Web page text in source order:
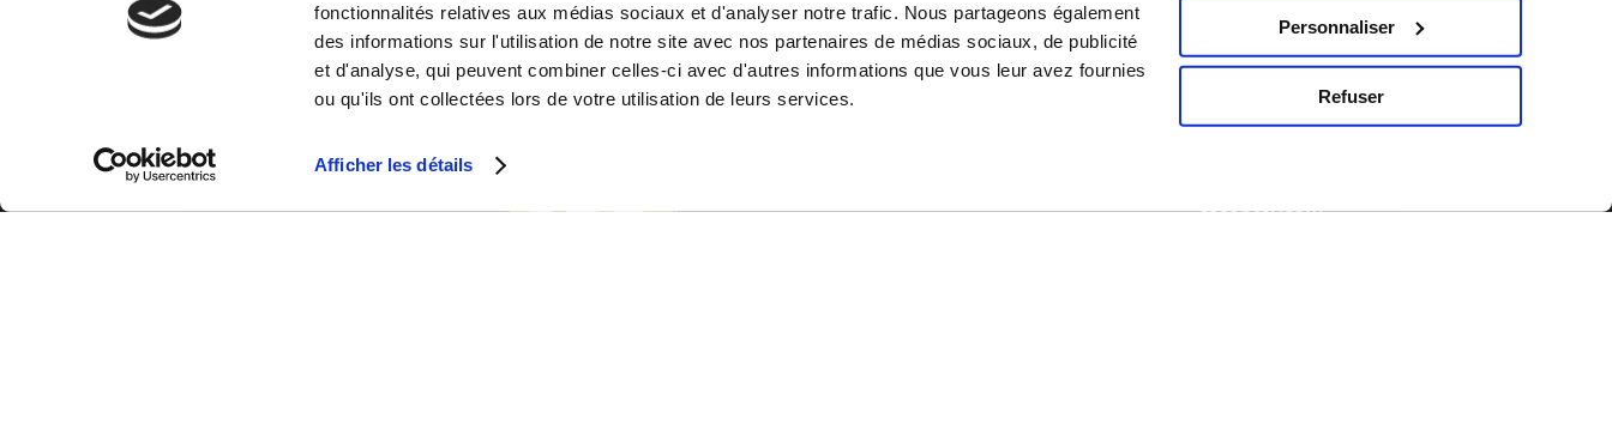
fonctionnalités relatives aux médias sociaux et d'analyser notre trafic. Nous partageons également
des informations sur l'utilisation de notre site avec nos partenaires de médias sociaux, de publicité
et d'analyse, qui peuvent combiner celles-ci avec d'autres informations que vous leur avez fournies
ou qu'ils ont collectées lors de votre utilisation de leurs services.
Afficher les détails
Personnaliser
Refuser
My eScooter | 4S
Tél.:+32 (0)67 554661
escooter.com